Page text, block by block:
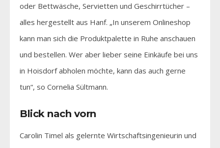
oder Bettwäsche, Servietten und Geschirrtücher –
alles hergestellt aus Hanf. „In unserem Onlineshop
kann man sich die Produktpalette in Ruhe anschauen
und bestellen. Wer aber lieber seine Einkäufe bei uns
in Hoisdorf abholen möchte, kann das auch gerne
tun“, so Cornelia Sültmann.
Blick nach vorn
Carolin Timel als gelernte Wirtschaftsingenieurin und